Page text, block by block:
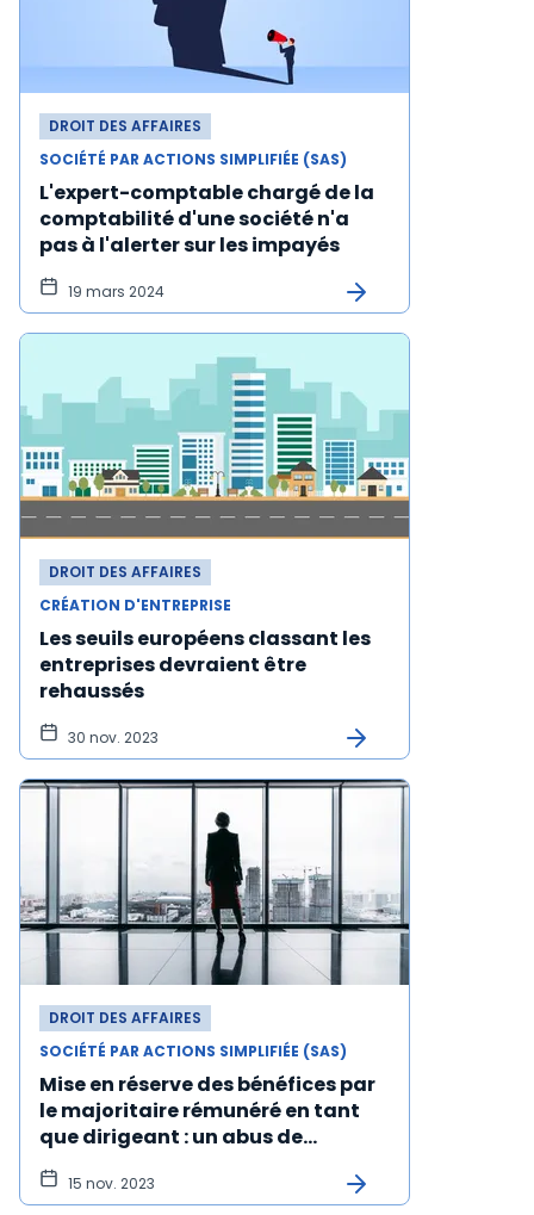
DROIT DES AFFAIRES
SOCIÉTÉ PAR ACTIONS SIMPLIFIÉE (SAS)
L'expert-comptable chargé de la
comptabilité d'une société n'a
pas à l'alerter sur les impayés
19 mars 2024
DROIT DES AFFAIRES
CRÉATION D'ENTREPRISE
Les seuils européens classant les
entreprises devraient être
rehaussés
30 nov. 2023
DROIT DES AFFAIRES
SOCIÉTÉ PAR ACTIONS SIMPLIFIÉE (SAS)
Mise en réserve des bénéfices par
le majoritaire rémunéré en tant
que dirigeant : un abus de
majorité ?
15 nov. 2023